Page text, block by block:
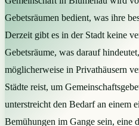
Gebetsräumen bedient, was ihre
Derzeit gibt es in der Stadt keine
Gebetsräume, was darauf
möglicherweise in Privathäusern
Städte reist, um
unterstreicht den Bedarf an einem
Bemühungen im Gange sein, eine